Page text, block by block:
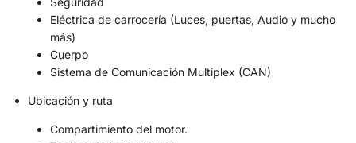
Eléctrica de carrocería (Luces, puertas, Audio y mucho
más)
Cuerpo
Sistema de Comunicación Multiplex (CAN)
Ubicación y ruta
Compartimiento del motor.